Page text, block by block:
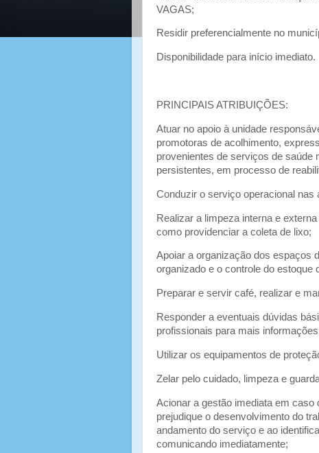
VAGAS;
Residir preferencialmente no
Disponibilidade para início imediato.
PRINCIPAIS ATRIBUIÇÕES:
Atuar no apoio à unidade
promotoras de acolhimento,
provenientes de serviços de saúde
persistentes, em processo de
Conduzir o serviço operacional nas
Realizar a limpeza interna e
como providenciar a coleta de lixo;
Apoiar a organização dos espaços
organizado e o controle do estoque
Preparar e servir café, realizar e
Responder a eventuais dúvidas
profissionais para mais
Utilizar os equipamentos de
Zelar pelo cuidado, limpeza e
Acionar a gestão imediata em caso
prejudique o desenvolvimento do
andamento do serviço e ao
comunicando imediatamente;